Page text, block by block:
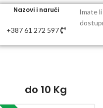
Nazovi i naruči
+387 61 272 597
Imate
do 10 Kg